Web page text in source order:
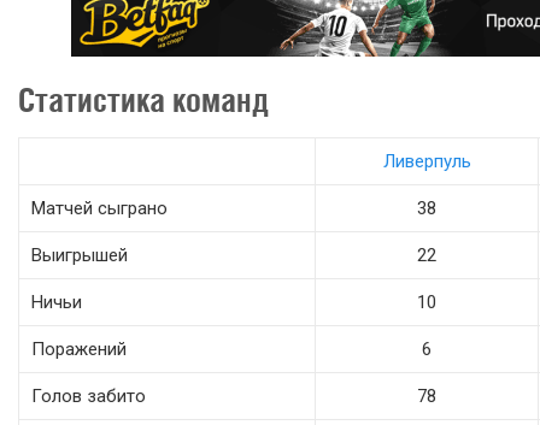
Статистика команд
Ливерпуль
Матчей сыграно 38
Выигрышей 22
Ничьи 10
Поражений 6
Голов забито 78